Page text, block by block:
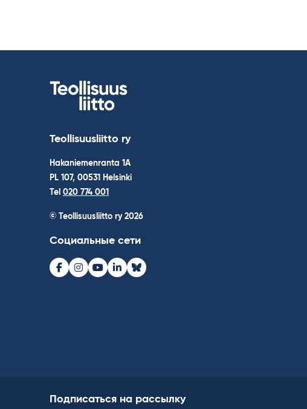
Teollisuusliitto ry
Hakaniemenranta 1A
PL 107, 00531 Helsinki
Tel 020 774 001
© Teollisuusliitto ry 2026
Социальные сети
Facebook
Instagram
Youtube
LinkedInBluesky
Подписаться на рассылку